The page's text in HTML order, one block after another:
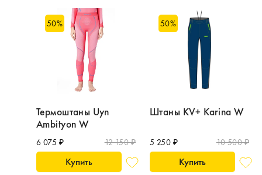
50%
Термоштаны Uyn
Ambityon W
6 075 ₽ 12 150 ₽
Купить
50%
Штаны KV+ Karina W
5 250 ₽ 10 500 ₽
Купить